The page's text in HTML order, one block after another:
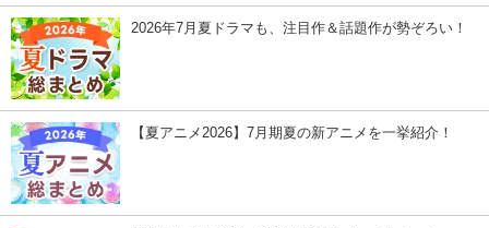
2026年7月夏ドラマも、注目作＆話題作が勢ぞろい！
【夏アニメ2026】7月期夏の新アニメを一挙紹介！